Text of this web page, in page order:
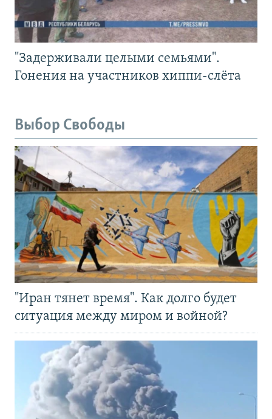
"Задерживали целыми семьями".
Гонения на участников хиппи-слёта
Выбор Свободы
"Иран тянет время". Как долго будет
ситуация между миром и войной?